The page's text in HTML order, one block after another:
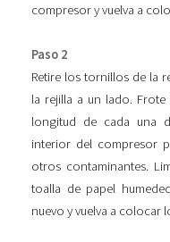
compresor y vuelva a
Paso 2
Retire los tornillos de la
la rejilla a un lado.
longitud de cada una
interior del compresor
otros contaminantes.
toalla de papel
nuevo y vuelva a colocar